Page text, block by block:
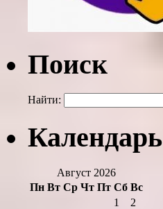
Поиск
Найти:
Календарь
Август 2026
Пн Вт Ср Чт Пт Сб Вс
1
2